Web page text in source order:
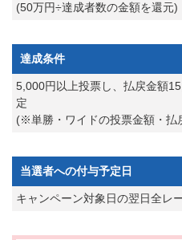
(50万円÷達成者数の金額を還元)
達成条件
5,000円以上投票し、払戻金額
定
(※単勝・ワイドの投票金額・払
当選者への付与予定日
キャンペーン対象日の翌日全レ